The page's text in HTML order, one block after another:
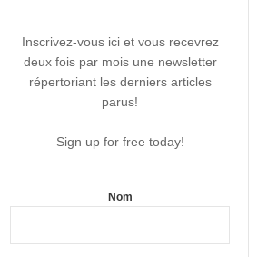
Inscrivez-vous ici et vous recevrez
deux fois par mois une newsletter
répertoriant les derniers articles
parus!
Sign up for free today!
Nom